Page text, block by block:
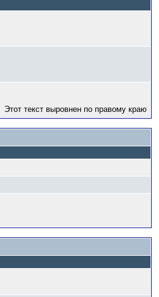
Этот текст выровнен по правому краю